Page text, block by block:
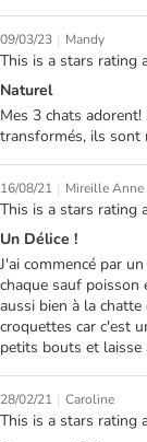
09/03/23 | Mandy
This is a stars rating
Naturel
Mes 3 chats
transformés, ils sont
16/08/21 | Mireille
This is a stars rating
Un Délice !
J'ai commencé par
chaque sauf poisson
aussi bien à la chatte
croquettes car c'est
petits bouts et laisse
28/02/21 | Caroline
This is a stars rating